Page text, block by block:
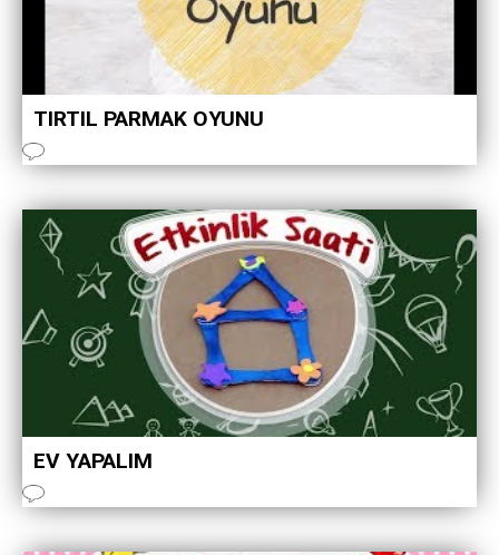
TIRTIL PARMAK OYUNU
EV YAPALIM